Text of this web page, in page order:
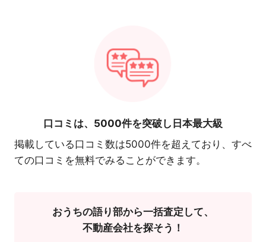
口コミは、 5000件を突破し日本最大級
掲載している口コミ数は5000件を超えており、すべ
ての口コミを無料でみることができます。
おうちの語り部から一括査定して、
不動産会社を探そう！